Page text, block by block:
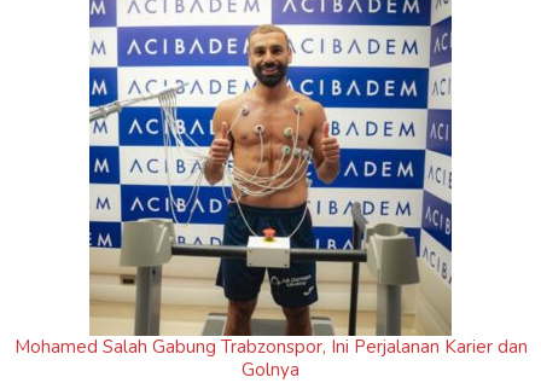
Mohamed Salah Gabung Trabzonspor, Ini Perjalanan Karier dan
Golnya